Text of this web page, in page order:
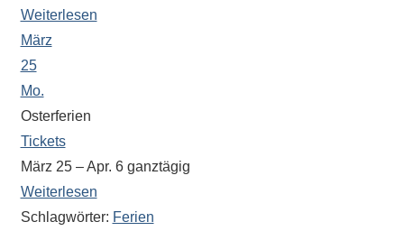
Weiterlesen
März
25
Mo.
Osterferien
Tickets
März 25 – Apr. 6 ganztägig
Weiterlesen
Schlagwörter: Ferien